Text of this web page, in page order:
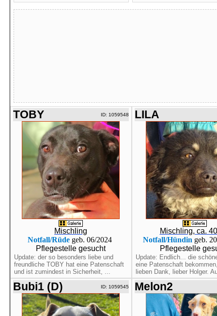
TOBY ID: 1059548
Mischling
Notfall/Rüde geb. 06/2024
Pflegestelle gesucht
Update: der so besonders liebe und
freundliche TOBY hat eine Patenschaft
und ist zumindest in Sicherheit, ...
LILA
Mischling, ca.
Notfall/Hündin geb.
Pflegestelle
Update: Endlich... die
eine Patenschaft
lieben Dank, lieber Holger.
Bubi1 (D) ID: 1059545 Melon2